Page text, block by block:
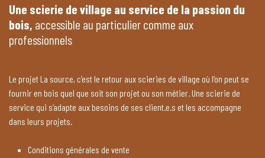
Une scierie de village au service de la passion du
bois, accessible au particulier comme aux
professionnels
Le projet La source, c’est le retour aux scieries de village où l’on peut se
fournir en bois quel que soit son projet ou son métier. Une scierie de
service qui s’adapte aux besoins de ses client.e.s et les accompagne
dans leurs projets.
Conditions générales de vente